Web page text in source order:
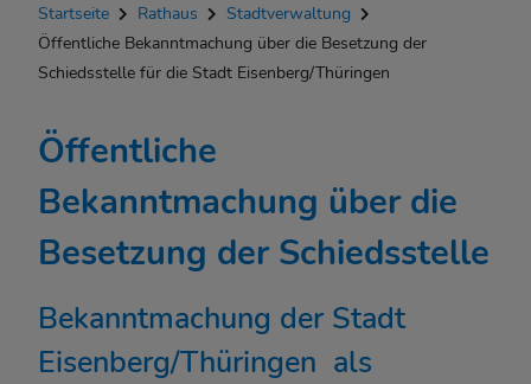
Startseite Rathaus
Stadtverwaltung
Öffentliche Bekanntmachung über die Besetzung der
Schiedsstelle für die Stadt Eisenberg/Thüringen
Öffentliche
Bekanntmachung über die
Besetzung der Schiedsstelle
Bekanntmachung der Stadt
Eisenberg/Thüringen als